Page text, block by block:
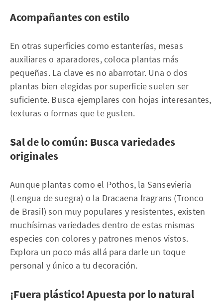
Acompañantes con estilo
En otras superficies como estanterías, mesas
auxiliares o aparadores, coloca plantas más
pequeñas. La clave es no abarrotar. Una o dos
plantas bien elegidas por superficie suelen ser
suficiente. Busca ejemplares con hojas interesantes,
texturas o formas que te gusten.
Sal de lo común: Busca variedades
originales
Aunque plantas como el Pothos, la Sansevieria
(Lengua de suegra) o la Dracaena fragrans (Tronco
de Brasil) son muy populares y resistentes, existen
muchísimas variedades dentro de estas mismas
especies con colores y patrones menos vistos.
Explora un poco más allá para darle un toque
personal y único a tu decoración.
¡Fuera plástico! Apuesta por lo natural